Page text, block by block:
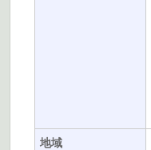
地域